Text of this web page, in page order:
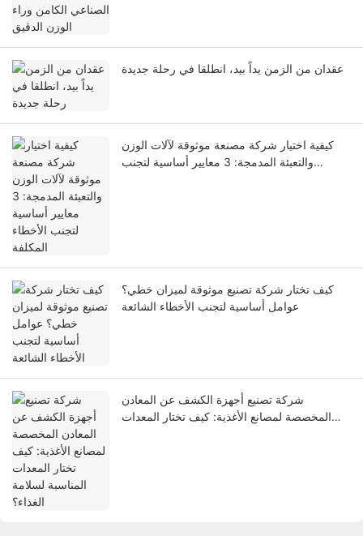
عقدان من الزمن يداً بيد، انطلقا في رحلة جديدة
كيفية اختيار شركة مصنعة موثوقة لآلات الوزن
والتعبئة المدمجة: 3 معايير أساسية لتجنب
كيف تختار شركة تصنيع موثوقة لميزان خطي؟
عوامل أساسية لتجنب الأخطاء الشائعة
شركة تصنيع أجهزة الكشف عن المعادن
المخصصة لمصانع الأغذية: كيف تختار المعدات